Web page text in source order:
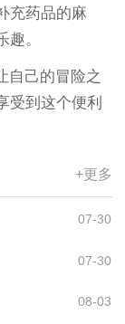
充药品的麻
。
自己的冒险之
受到这个便利
+更多
07-30
07-30
08-03